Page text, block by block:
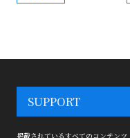
SUPPORT
掲載されているすべてのコンテンツ